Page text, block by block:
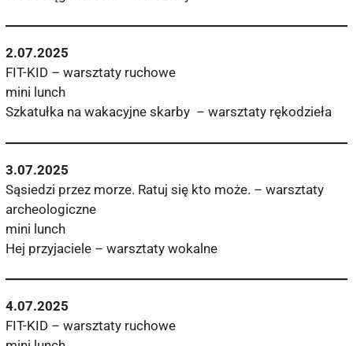
2.07.2025
FIT-KID – warsztaty ruchowe
mini lunch
Szkatułka na wakacyjne skarby – warsztaty rękodzieła
3.07.2025
Sąsiedzi przez morze. Ratuj się kto może. – warsztaty
archeologiczne
mini lunch
Hej przyjaciele – warsztaty wokalne
4.07.2025
FIT-KID – warsztaty ruchowe